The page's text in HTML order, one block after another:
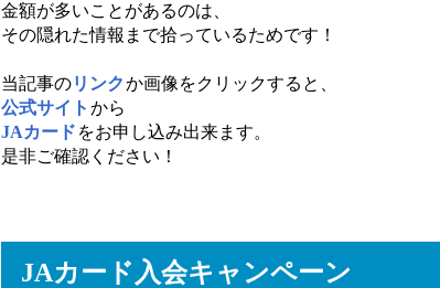
金額が多いことがあるのは、
その隠れた情報まで拾っているためです！
当記事のリンクか画像をクリックすると、
公式サイト から
JAカード をお申し込み出来ます。
是非ご確認ください！
JAカード入会キャンペーン